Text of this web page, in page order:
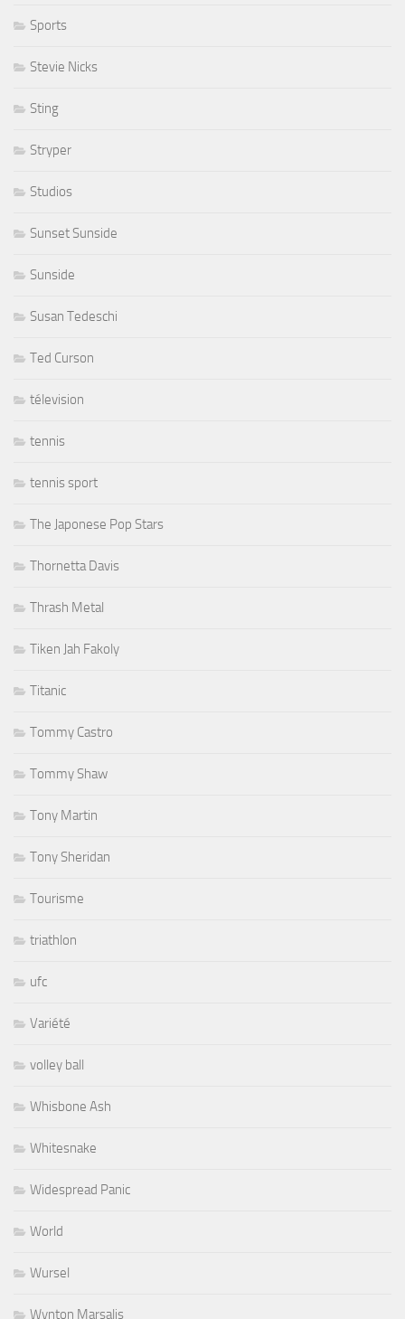
Sports
Stevie Nicks
Sting
Stryper
Studios
Sunset Sunside
Sunside
Susan Tedeschi
Ted Curson
télevision
tennis
tennis sport
The Japonese Pop Stars
Thornetta Davis
Thrash Metal
Tiken Jah Fakoly
Titanic
Tommy Castro
Tommy Shaw
Tony Martin
Tony Sheridan
Tourisme
triathlon
ufc
Variété
volley ball
Whisbone Ash
Whitesnake
Widespread Panic
World
Wursel
Wynton Marsalis